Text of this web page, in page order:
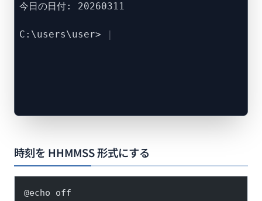
今日の日付: 20260311
C:\users\user>
時刻を HHMMSS 形式にする
@echo off